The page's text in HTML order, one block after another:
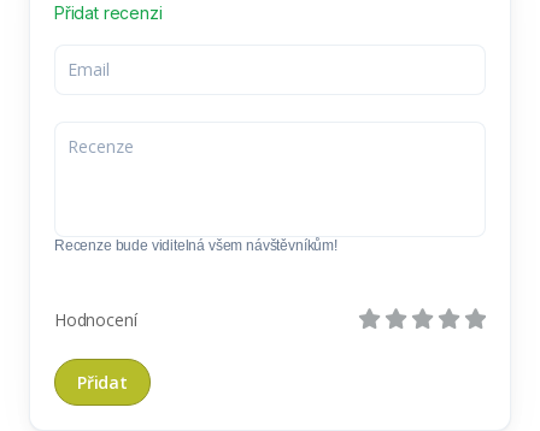
Přidat recenzi
Recenze bude viditelná všem návštěvníkům!
Hodnocení